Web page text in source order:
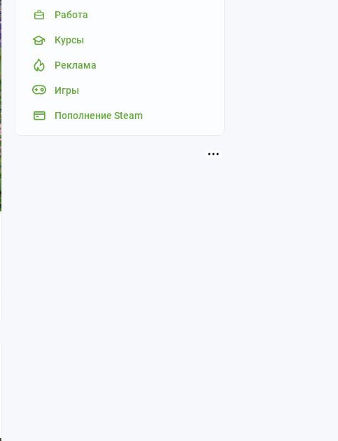
Работа
Курсы
Реклама
Игры
Пополнение Steam